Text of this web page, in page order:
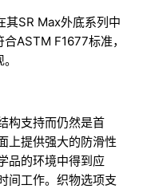
SR Max外底系列中
ASTM F1677标准，
构支持而仍然是首
上提供强大的防滑性
品的环境中得到应
间工作。织物选项支